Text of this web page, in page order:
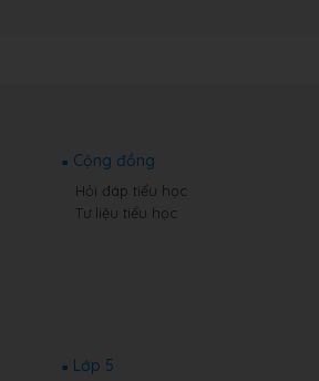
Cộng đồng
Hỏi đáp tiểu học
Tư liệu tiểu học
Lớp 5